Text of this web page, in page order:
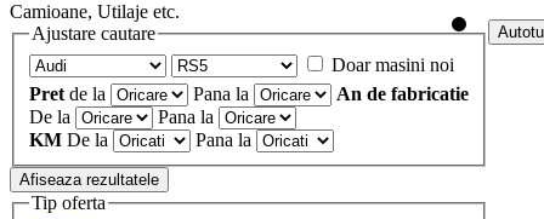
Camioane, Utilaje etc.
Ajustare cautare
Doar masini noi
Pret de la Pana la
An de fabricatie
De la
Pana la
KM De la Pana la
Tip oferta